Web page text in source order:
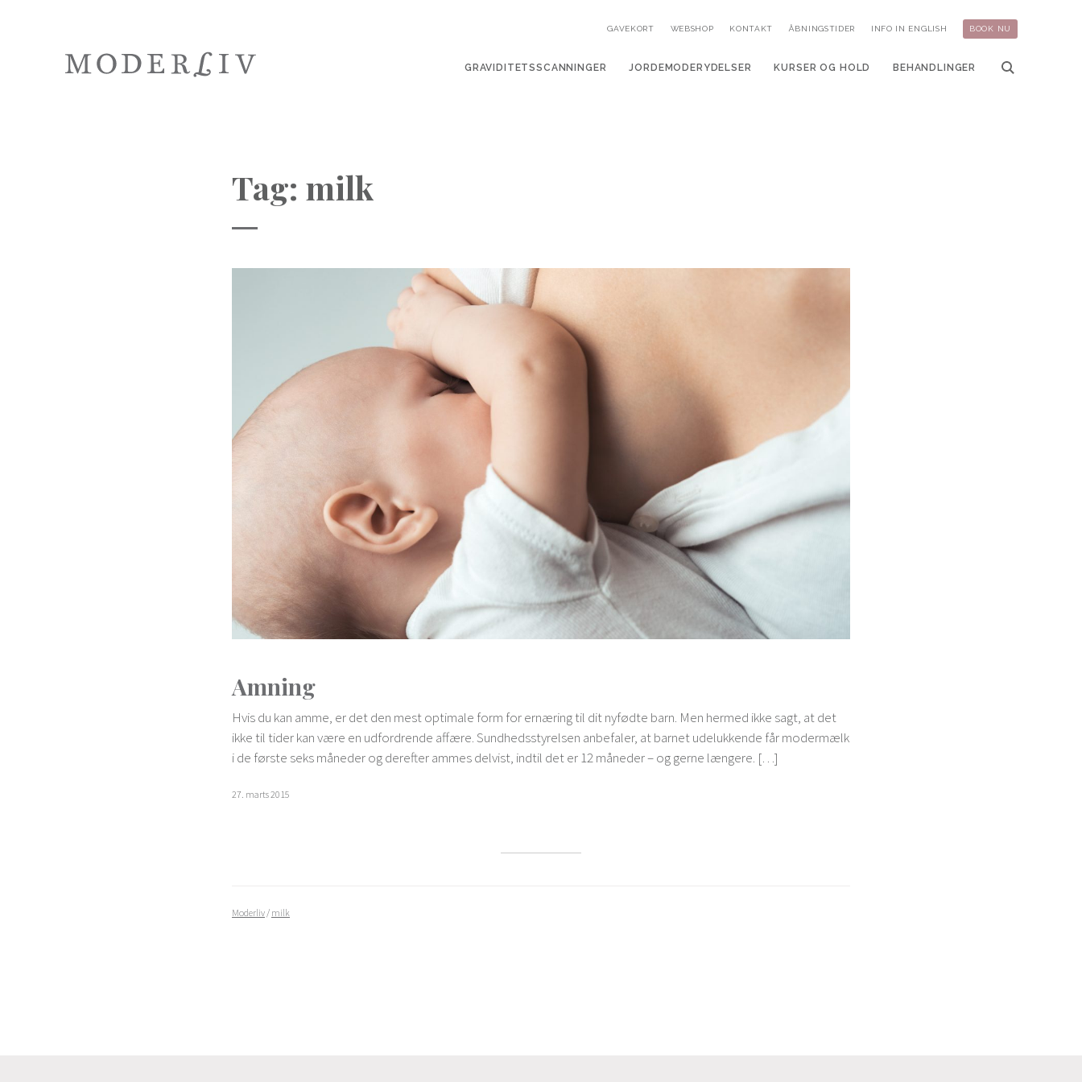
GRAVIDITETSSCANNINGER JORDEMODERYDELSER KURSER OG HOLD BEHANDLINGER
GAVEKORT WEBSHOP KONTAKT ÅBNINGSTIDER INFO IN ENGLISH BOOK NU
Tag: milk
Amning
Hvis du kan amme, er det den mest optimale form for ernæring til dit nyfødte barn. Men hermed ikke sagt, at det
ikke til tider kan være en udfordrende affære. Sundhedsstyrelsen anbefaler, at barnet udelukkende får modermælk
i de første seks måneder og derefter ammes delvist, indtil det er 12 måneder – og gerne længere. […]
27. marts 2015
Moderliv / milk